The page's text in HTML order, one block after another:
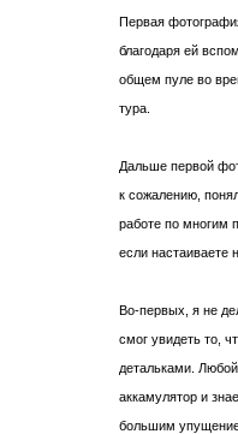
Первая
благодаря ей
общем пуле во
тура.
Дальше первой
к сожалению,
работе по многим
если настаиваете
Во-первых, я не
смог увидеть то,
детальками.
аккамулятор и
большим